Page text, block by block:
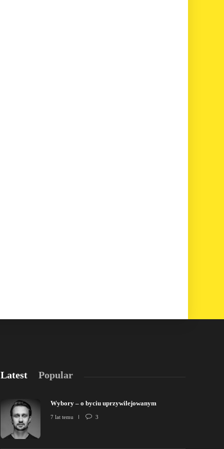
Latest Popular
Wybory – o byciu uprzywilejowanym
7 lat temu 3